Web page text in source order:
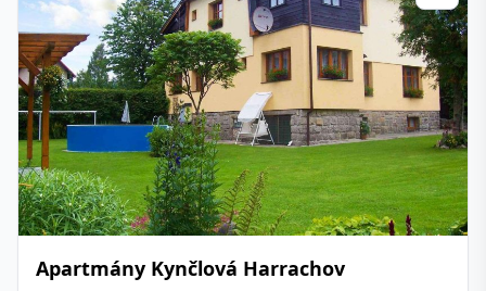
Apartmány Kynčlová Harrachov